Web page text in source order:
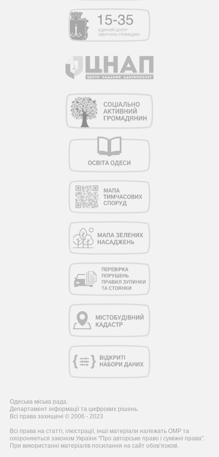
Одеська міська рада.
Департамент інформації та цифрових рішень.
Всі права захищені © 2006 - 2023
Всі права на статті, ілюстрації, інші матеріали належать ОМР та
охороняються законом України "Про авторське право і суміжні права".
При використанні матеріалів посилання на сайт обов’язкові.